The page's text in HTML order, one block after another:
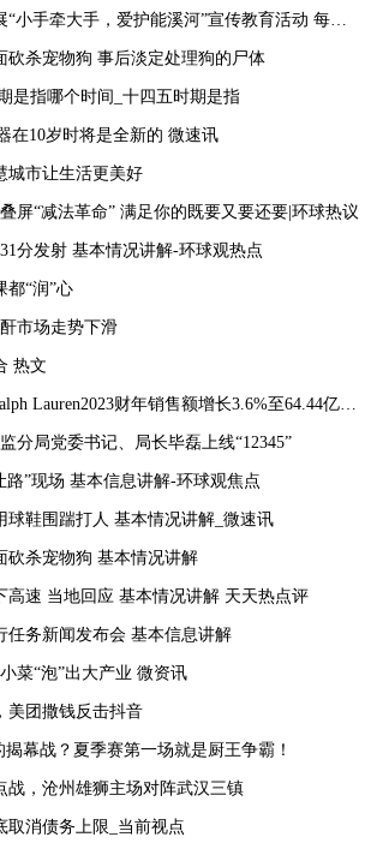
手牵大手，爱护能溪河”宣传教育活动 每日速读
砍杀宠物狗 事后淡定处理狗的尸体
是指哪个时间_十四五时期是指
在10岁时将是全新的 微速讯
城市让生活更美好
屏“减法革命” 满足你的既要又要还要|环球热议
分发射 基本情况讲解-环球观热点
都“润”心
市场走势下滑
热文
Lauren2023财年销售额增长3.6%至64.44亿美元
分局党委书记、局长毕磊上线“12345”
路”现场 基本信息讲解-环球观焦点
球鞋围踹打人 基本情况讲解_微速讯
砍杀宠物狗 基本情况讲解
高速 当地回应 基本情况讲解 天天热点评
任务新闻发布会 基本信息讲解
菜“泡”出大产业 微资讯
美团撒钱反击抖音
幕战？夏季赛第一场就是厨王争霸！
战，沧州雄狮主场对阵武汉三镇
取消债务上限_当前视点